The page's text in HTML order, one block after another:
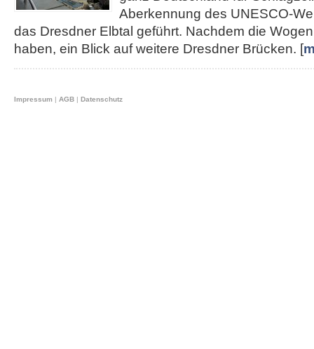
Aberkennung des UNESCO-
das Dresdner Elbtal geführt. Nachdem die
haben, ein Blick auf weitere Dresdner Brücken. [
Impressum | AGB | Datenschutz